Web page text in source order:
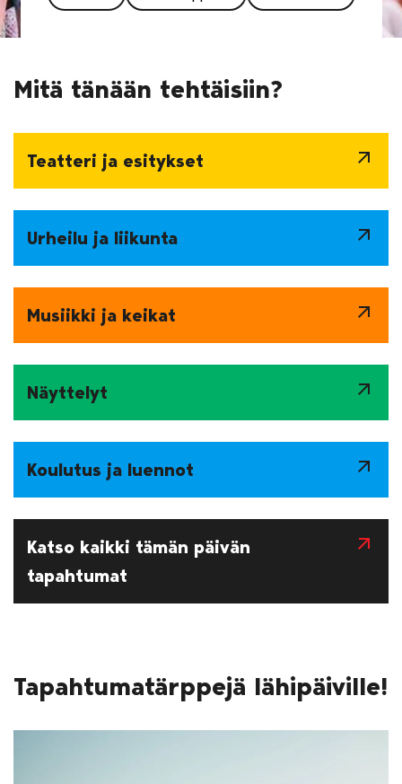
Mitä tänään tehtäisiin?
Teatteri ja esitykset arrow_outward
Urheilu ja liikunta arrow_outward
Musiikki ja keikat arrow_outward
Näyttelyt arrow_outward
Koulutus ja luennot arrow_outward
Katso kaikki tämän päivän
tapahtumat
arrow_outward
Tapahtumatärppejä lähipäiville!